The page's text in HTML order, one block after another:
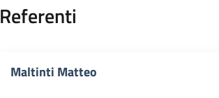
Referenti
Maltinti Matteo